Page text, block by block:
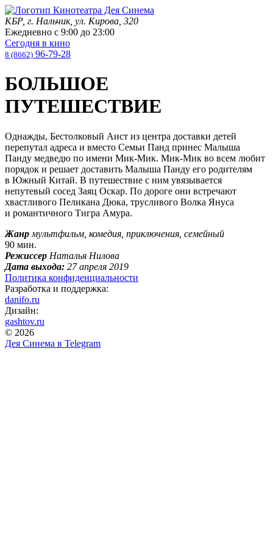
КБР, г. Нальчик, ул. Кирова, 320
Ежедневно с 9:00 до 23:00
Сегодня в кино
8 (8662) 96-79-28
БОЛЬШОЕ
ПУТЕШЕСТВИЕ
Однажды, Бестолковый Аист из центра доставки детей
перепутал адреса и вместо Семьи Панд принес Малыша
Панду медведю по имени Мик-Мик. Мик-Мик во всем любит
порядок и решает доставить Малыша Панду его родителям
в Южный Китай. В путешествие с ним увязывается
непутевый сосед Заяц Оскар. По дороге они встречают
хвастливого Пеликана Дюка, трусливого Волка Януса
и романтичного Тигра Амура.
Жанр мультфильм, комедия, приключения, семейный
90 мин.
Режиссер Наталья Нилова
Дата выхода: 27 апреля 2019
Политика конфиденциальности
Разработка и поддержка:
danifo.ru
Дизайн:
gashtov.ru
© 2026
Дея Синема в Telegram